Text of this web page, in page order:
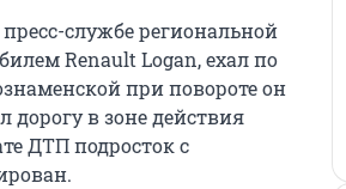
службе региональной
Renault Logan, ехал по
при повороте он
дорогу в зоне действия
ДТП подросток с